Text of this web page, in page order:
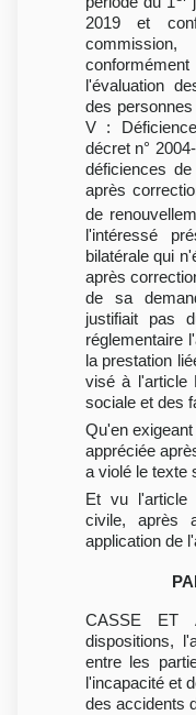
2019 et
l'évaluation
des
V :
décret n°
déficiences
après
de
l'intéressé
bilatérale qui
après
de sa
justifiait pas
réglementaire
la prestation
visé à l'article
sociale et des
Qu'en
appréciée
a violé le texte
Et vu l'article
civile, après
application de
CASSE ET
dispositions,
entre les
l'incapacité et
des accidents